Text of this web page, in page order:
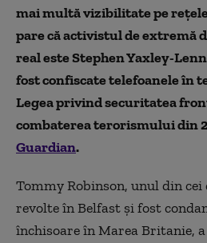
mai multă vizibilitate pe
pare că activistul de extremă
real este Stephen Yaxley-
fost confiscate telefoanele în
Legea privind securitatea
combaterea terorismului din
Guardian.
Tommy Robinson, unul din
revolte în Belfast și fost
închisoare în Marea Britanie,